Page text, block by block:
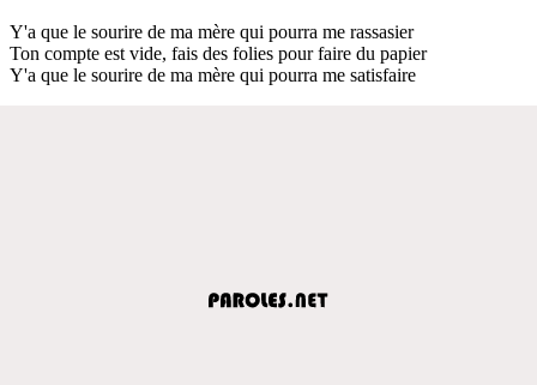
Y'a que le sourire de ma mère qui pourra me rassasier
Ton compte est vide, fais des folies pour faire du papier
Y'a que le sourire de ma mère qui pourra me satisfaire